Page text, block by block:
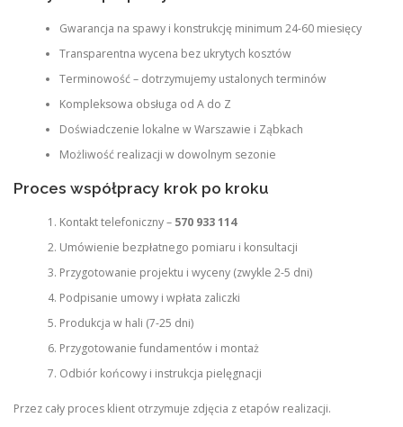
Gwarancja na spawy i konstrukcję minimum 24-60 miesięcy
Transparentna wycena bez ukrytych kosztów
Terminowość – dotrzymujemy ustalonych terminów
Kompleksowa obsługa od A do Z
Doświadczenie lokalne w Warszawie i Ząbkach
Możliwość realizacji w dowolnym sezonie
Proces współpracy krok po kroku
Kontakt telefoniczny – 570 933 114
Umówienie bezpłatnego pomiaru i konsultacji
Przygotowanie projektu i wyceny (zwykle 2-5 dni)
Podpisanie umowy i wpłata zaliczki
Produkcja w hali (7-25 dni)
Przygotowanie fundamentów i montaż
Odbiór końcowy i instrukcja pielęgnacji
Przez cały proces klient otrzymuje zdjęcia z etapów realizacji.